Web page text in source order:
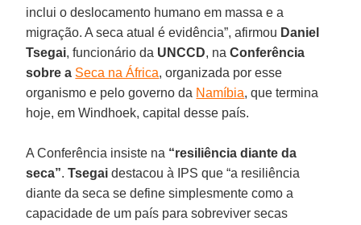
inclui o deslocamento humano em massa e a
migração. A seca atual é evidência”, afirmou Daniel
Tsegai, funcionário da UNCCD, naConferência
sobre a Seca na África, organizada por esse
organismo e pelo governo da Namíbia, que termina
hoje, em Windhoek, capital desse país.
A Conferência insiste na “resiliência diante da
seca”.Tsegai destacou à IPS que “a resiliência
diante da seca se define simplesmente como a
capacidade de um país para sobreviver secas